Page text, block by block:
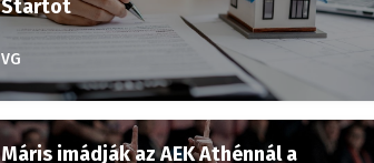
Startot
VG
Máris imádják az AEK Athénnál a